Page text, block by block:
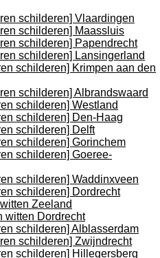
schilderen] Vlaardingen
schilderen] Maassluis
schilderen] Papendrecht
schilderen] Lansingerland
schilderen] Krimpen aan den
schilderen] Albrandswaard
schilderen] Westland
schilderen] Den-Haag
schilderen] Delft
schilderen] Gorinchem
schilderen] Goeree-
schilderen] Waddinxveen
schilderen] Dordrecht
Zeeland
witten Dordrecht
schilderen] Alblasserdam
schilderen] Zwijndrecht
schilderen] Hillegersberg